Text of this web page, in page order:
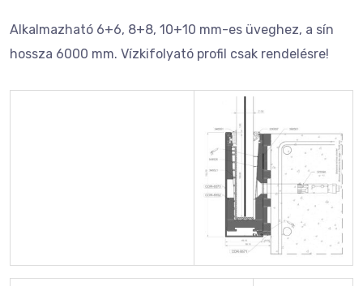
Alkalmazható 6+6, 8+8, 10+10 mm-es üveghez, a sín
hossza 6000 mm. Vízkifolyató profil csak rendelésre!